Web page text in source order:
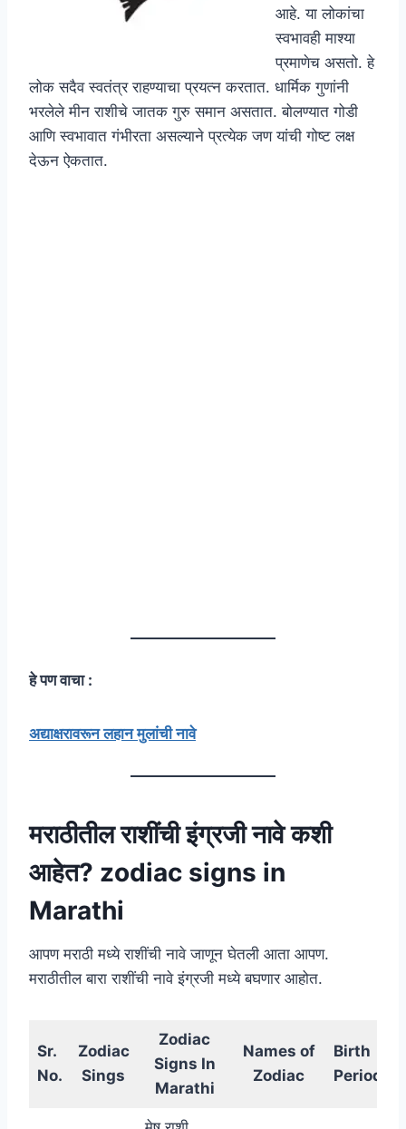
आहे. या लोकांचा
स्वभावही माश्या
प्रमाणेच असतो. हे
लोक सदैव स्वतंत्र राहण्याचा प्रयत्न करतात. धार्मिक गुणांनी
भरलेले मीन राशीचे जातक गुरु समान असतात. बोलण्यात गोडी
आणि स्वभावात गंभीरता असल्याने प्रत्येक जण यांची गोष्ट लक्ष
देऊन ऐकतात.
हे पण वाचा :
अद्याक्षरावरून लहान मुलांची नावे
मराठीतील राशींची इंग्रजी नावे कशी
आहेत? zodiac signs in
Marathi
आपण मराठी मध्ये राशींची नावे जाणून घेतली आता आपण.
मराठीतील बारा राशींची नावे इंग्रजी मध्ये बघणार आहोत.
Sr.
No.
Zodiac
Sings
Zodiac
Signs In
Marathi
Names of
Zodiac
Birth
Period